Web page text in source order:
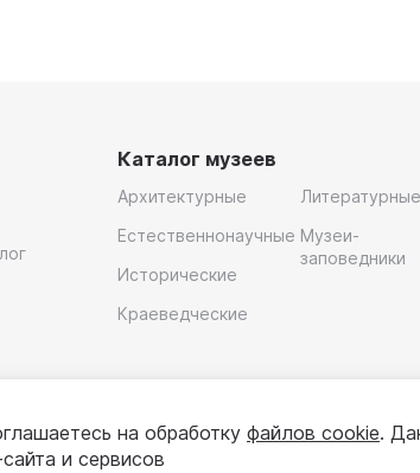
Каталог музеев
Архитектурные
Естественнонаучные
Исторические
Краеведческие
Литературные
Музеи-
заповедники
на обработку файлов cookie.
и сервисов